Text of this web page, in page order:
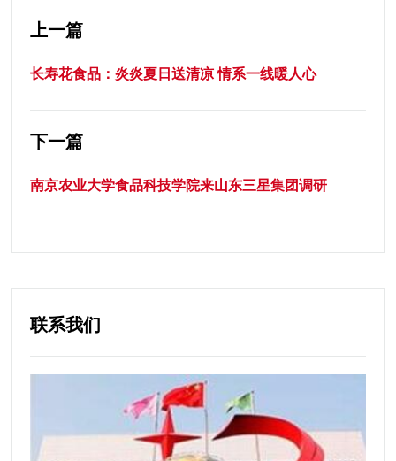
上一篇
长寿花食品：炎炎夏日送清凉 情系一线暖人心
下一篇
南京农业大学食品科技学院来山东三星集团调研
联系我们